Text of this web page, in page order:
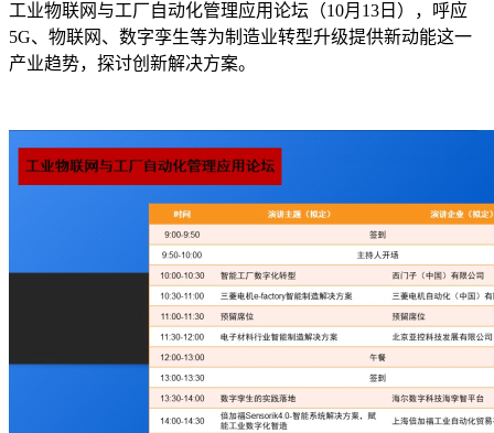
工业物联网与工厂自动化管理应用论坛（10月13日），呼应
5G、物联网、数字孪生等为制造业转型升级提供新动能这一
产业趋势，探讨创新解决方案。